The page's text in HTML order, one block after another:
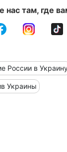
нас там, где
России в
Украины